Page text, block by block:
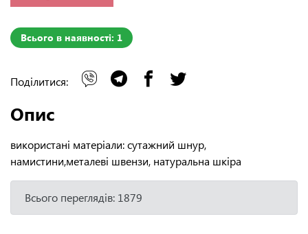
Всього в наявності: 1
Поділитися:
Опис
використані матеріали: сутажний шнур,
намистини,металеві швензи, натуральна шкіра
Всього переглядів: 1879